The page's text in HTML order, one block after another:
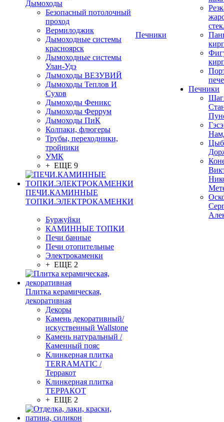
Дымоходы
Безопасный потолочный
проход
Вермилоджик
Дымоходные системы
красноярск
Дымоходные системы
Улан-Удэ
Дымоходы ВЕЗУВИЙ
Дымоходы Теплов И
Сухов
Дымоходы Феникс
Дымоходы Феррум
Дымоходы ПиК
Колпаки, флюгеры
Трубы, переходники,
тройники
УМК
+ ЕЩЕ 9
ПЕЧИ.КАМИННЫЕ
ТОПКИ.ЭЛЕКТРОКАМЕНКИ
Буржуйки
КАМИННЫЕ ТОПКИ
Печи банные
Печи отопительные
Электрокаменки
+ ЕЩЕ 2
Плитка керамическая,
декоративная
Декоры
Камень декоративный/
искуственный Wallstone
Камень натуральный /
Каменный пояс
Клинкерная плитка
TERRAMATIC /
Терракот
Клинкерная плитка
ТЕРРАКОТ
+ ЕЩЕ 2
Печники
Печники